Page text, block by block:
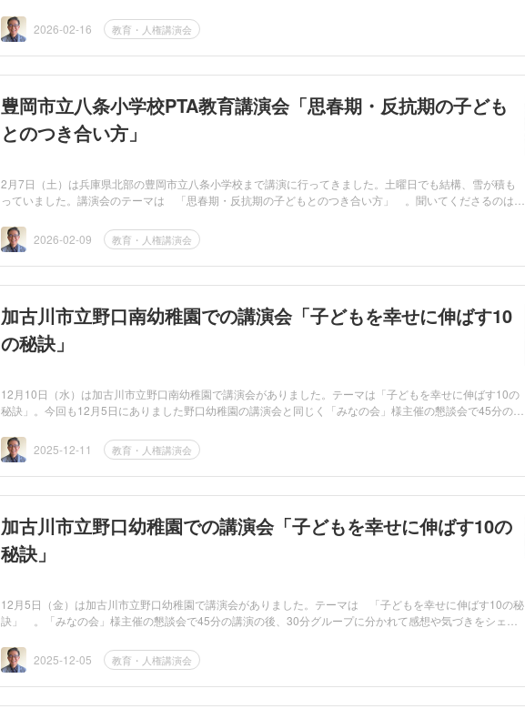
2026-02-16
教育・人権講演会
豊岡市立八条小学校PTA教育講演会「思春期・反抗期の子ども
とのつき合い方」
2月7日（土）は兵庫県北部の豊岡市立八条小学校まで講演に行ってきました。土曜日でも結構、雪が積も
っていました。講演会のテーマは 「思春期・反抗期の子どもとのつき合い方」 。聞いてくださるのは
2026-02-09
教育・人権講演会
加古川市立野口南幼稚園での講演会「子どもを幸せに伸ばす10
の秘訣」
12月10日（水）は加古川市立野口南幼稚園で講演会がありました。テーマは「子どもを幸せに伸ばす10の
秘訣」。今回も12月5日にありました野口幼稚園の講演会と同じく「みなの会」様主催の懇談会で45分の講
2025-12-11
教育・人権講演会
加古川市立野口幼稚園での講演会「子どもを幸せに伸ばす10の
秘訣」
12月5日（金）は加古川市立野口幼稚園で講演会がありました。テーマは 「子どもを幸せに伸ばす10の秘
訣」 。「みなの会」様主催の懇談会で45分の講演の後、30分グループに分かれて感想や気づきをシェア
2025-12-05
教育・人権講演会